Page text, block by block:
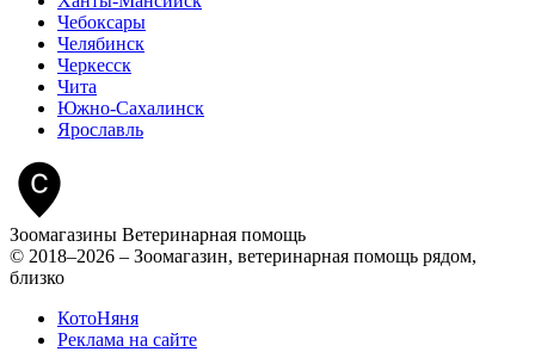
Чебоксары
Челябинск
Черкесск
Чита
Южно-Сахалинск
Ярославль
Зоомагазины Ветеринарная помощь
© 2018–2026 – Зоомагазин, ветеринарная помощь рядом,
близко
КотоНяня
Реклама на сайте